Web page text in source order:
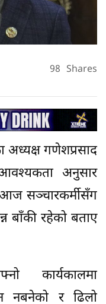
98 Shares
अध्यक्ष गणेशप्रसाद
अनुसार
सञ्चारकर्मीसँग
बाँकी रहेको बताए
कार्यकालमा
नबनेको र ढिलो